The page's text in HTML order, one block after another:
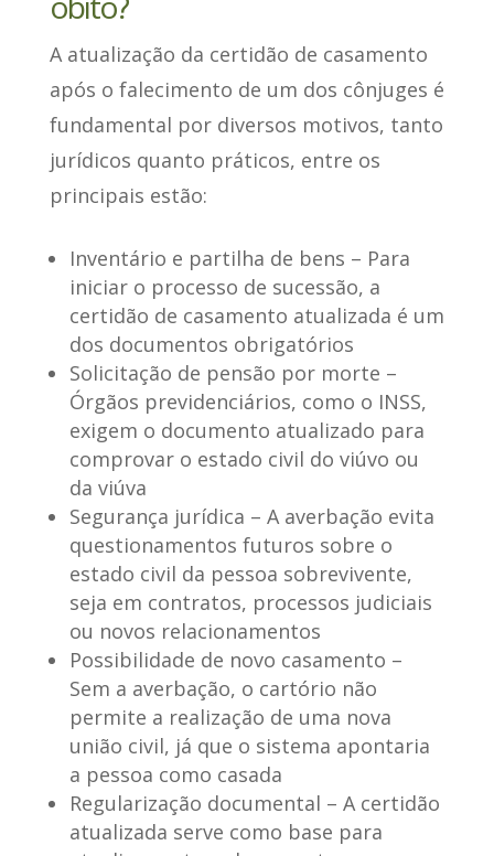
A atualização da certidão de casamento
após o falecimento de um dos cônjuges é
fundamental por diversos motivos, tanto
jurídicos quanto práticos, entre os
principais estão:
Inventário e partilha de bens – Para
iniciar o processo de sucessão, a
certidão de casamento atualizada é um
dos documentos obrigatórios
Solicitação de pensão por morte –
Órgãos previdenciários, como o INSS,
exigem o documento atualizado para
comprovar o estado civil do viúvo ou
da viúva
Segurança jurídica – A averbação evita
questionamentos futuros sobre o
estado civil da pessoa sobrevivente,
seja em contratos, processos judiciais
ou novos relacionamentos
Possibilidade de novo casamento –
Sem a averbação, o cartório não
permite a realização de uma nova
união civil, já que o sistema apontaria
a pessoa como casada
Regularização documental – A certidão
atualizada serve como base para